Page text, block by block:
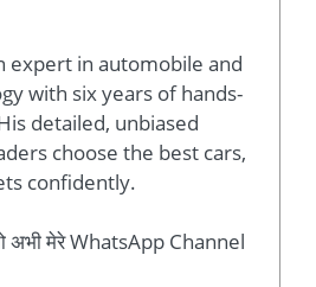
expert in automobile and
with six years of hands-
detailed, unbiased
choose the best cars,
confidently.
अभी मेरे WhatsApp Channel